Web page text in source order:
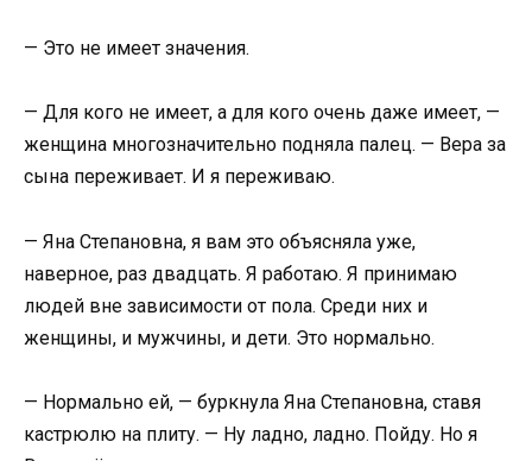
— Это не имеет значения.
— Для кого не имеет, а для кого очень даже имеет, —
женщина многозначительно подняла палец. — Вера за
сына переживает. И я переживаю.
— Яна Степановна, я вам это объясняла уже,
наверное, раз двадцать. Я работаю. Я принимаю
людей вне зависимости от пола. Среди них и
женщины, и мужчины, и дети. Это нормально.
— Нормально ей, — буркнула Яна Степановна, ставя
кастрюлю на плиту. — Ну ладно, ладно. Пойду. Но я